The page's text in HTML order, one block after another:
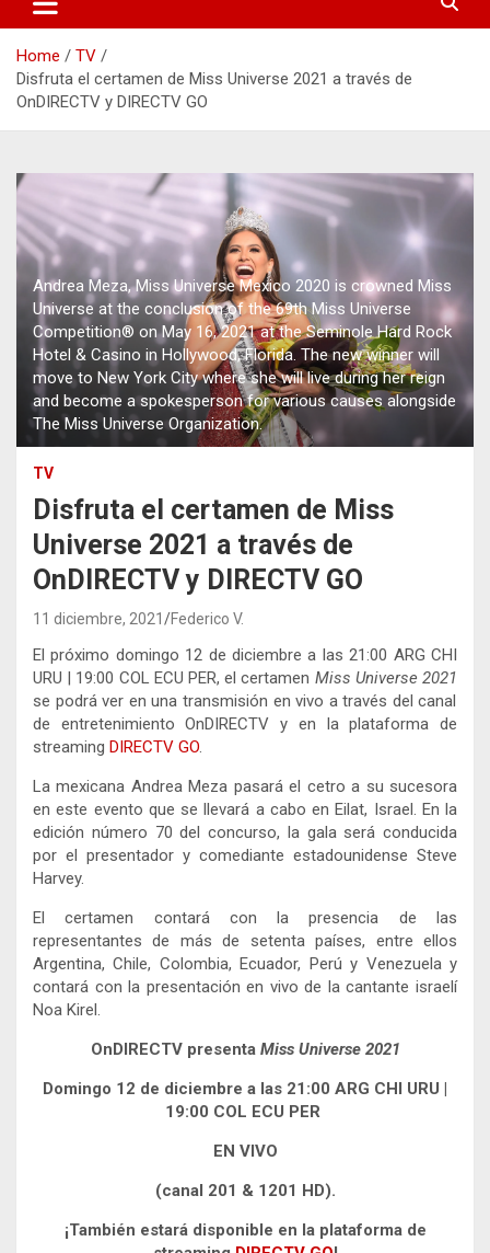
Home
TV
Disfruta el certamen de Miss Universe 2021 a través de
OnDIRECTV y DIRECTV GO
Andrea Meza, Miss Universe Mexico 2020 is crowned Miss
Universe at the conclusion of the 69th Miss Universe
Competition® on May 16, 2021 at the Seminole Hard Rock
Hotel & Casino in Hollywood, Florida. The new winner will
move to New York City where she will live during her reign
and become a spokesperson for various causes alongside
The Miss Universe Organization.
TV
Disfruta el certamen de Miss
Universe 2021 a través de
OnDIRECTV y DIRECTV GO
11 diciembre, 2021 Federico V.
El próximo domingo 12 de diciembre a las 21:00 ARG CHI
URU | 19:00 COL ECU PER, el certamen Miss Universe 2021
se podrá ver en una transmisión en vivo a través del canal
de entretenimiento OnDIRECTV y en la plataforma de
streaming DIRECTV GO.
La mexicana Andrea Meza pasará el cetro a su sucesora
en este evento que se llevará a cabo en Eilat, Israel. En la
edición número 70 del concurso, la gala será conducida
por el presentador y comediante estadounidense Steve
Harvey.
El certamen contará con la presencia de las
representantes de más de setenta países, entre ellos
Argentina, Chile, Colombia, Ecuador, Perú y Venezuela y
contará con la presentación en vivo de la cantante israelí
Noa Kirel.
OnDIRECTV presenta Miss Universe 2021
Domingo 12 de diciembre a las 21:00 ARG CHI URU |
19:00 COL ECU PER
EN VIVO
(canal 201 & 1201 HD).
¡También estará disponible en la plataforma de